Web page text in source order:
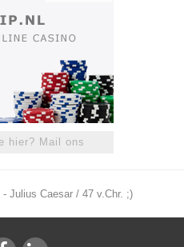
hier? Mail ons
Julius Caesar / 47 v.Chr. ;)